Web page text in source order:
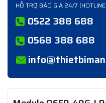
HỖ TRỢ BÁO GIÁ 24/7
0522 388 688
0568 388 688